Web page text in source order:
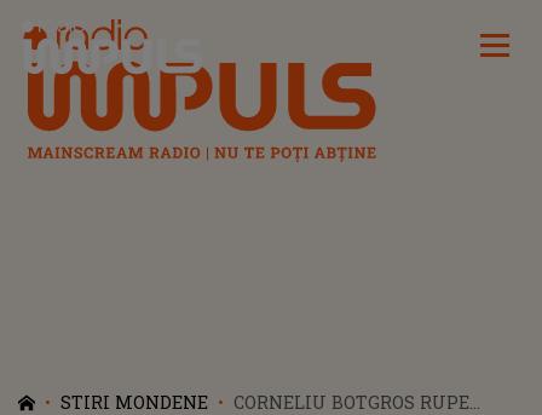
Radio Impuls
STIRI MONDENE
CORNELIU BOTGROS RUPE